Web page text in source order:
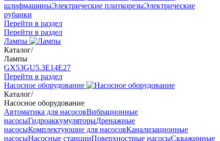
шлифмашиныЭлектрические плиткорезыЭлектрические
рубанки
Перейти в раздел
Перейти в раздел
Лампы
Каталог/
Лампы
GX53GU5.3Е14Е27
Перейти в раздел
Насосное оборудование
Каталог/
Насосное оборудование
Автоматика для насосовВибрационные
насосыГидроаккумуляторыДренажные
насосыКомплектующие для насосовКанализационные
насосыНасосные станцииПоверхностные насосыСкважинные